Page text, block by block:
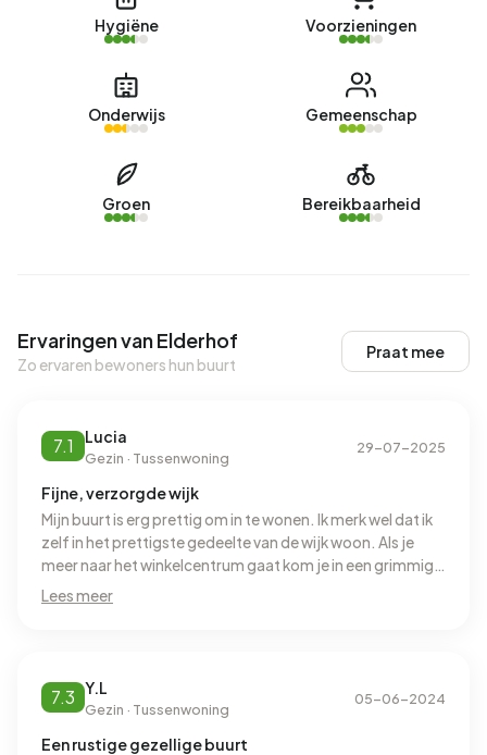
Hygiëne Voorzieningen
Onderwijs Gemeenschap
Groen Bereikbaarheid
Ervaringen van Elderhof
Zo ervaren bewoners hun buurt
Praat mee
7.1 Lucia
Gezin · Tussenwoning
29-07-2025
Fijne, verzorgde wijk
Mijn buurt is erg prettig om in te wonen. Ik merk wel dat ik
zelf in het prettigste gedeelte van de wijk woon. Als je
meer naar het winkelcentrum gaat kom je in een grimmige
buurt terecht en daar voel ik mij niet heel prettig. Veel
maar de wijk begint steeds grimmiger te worden
Lees meer
7.3 Y.L
Gezin · Tussenwoning
05-06-2024
Een rustige gezellige buurt